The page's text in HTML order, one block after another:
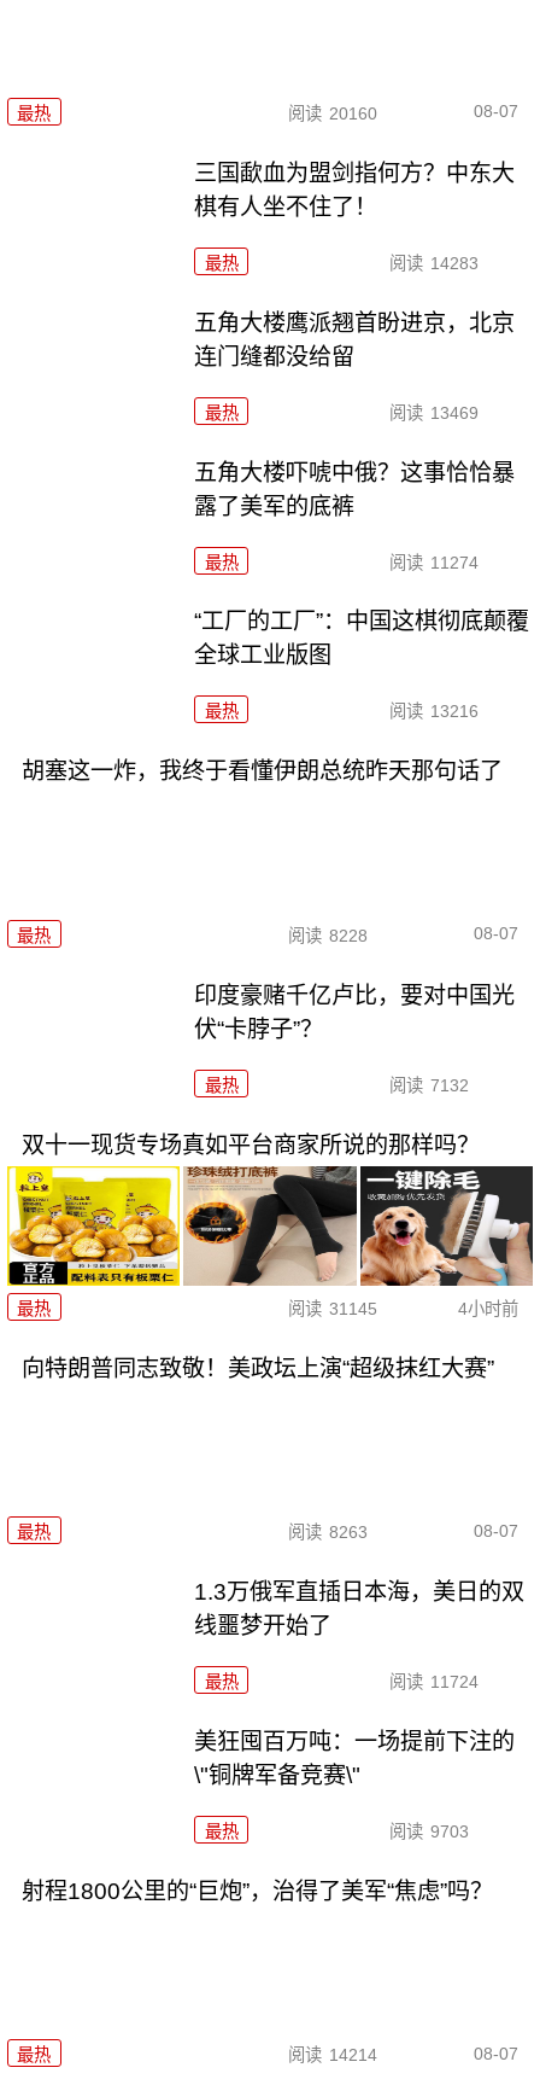
最热 阅读 20160 08-07
三国歃血为盟剑指何方？中东大
棋有人坐不住了！
最热 阅读 14283
五角大楼鹰派翘首盼进京，北京
连门缝都没给留
最热 阅读 13469
五角大楼吓唬中俄？这事恰恰暴
露了美军的底裤
最热 阅读 11274
“工厂的工厂”：中国这棋彻底颠覆
全球工业版图
最热 阅读 13216
胡塞这一炸，我终于看懂伊朗总统昨天那句话了
最热 阅读 8228 08-07
印度豪赌千亿卢比，要对中国光
伏“卡脖子”？
最热 阅读 7132
双十一现货专场真如平台商家所说的那样吗？
最热 阅读 31145 4小时前
向特朗普同志致敬！美政坛上演“超级抹红大赛”
最热 阅读 8263 08-07
1.3万俄军直插日本海，美日的双
线噩梦开始了
最热 阅读 11724
美狂囤百万吨：一场提前下注的
\"铜牌军备竞赛\"
最热 阅读 9703
射程1800公里的“巨炮”，治得了美军“焦虑”吗？
最热 阅读 14214 08-07